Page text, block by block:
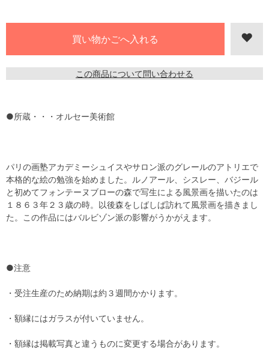
この商品について問い合わせる
●所蔵・・・オルセー美術館
パリの画塾アカデミーシュイスやサロン派のグレールのアトリエで
本格的な絵の勉強を始めました。ルノアール、シスレー、バジール
と初めてフォンテーヌブローの森で写生による風景画を描いたのは
１８６３年２３歳の時。以後森をしばしば訪れて風景画を描きまし
た。この作品にはバルビゾン派の影響がうかがえます。
●注意
・受注生産のため納期は約３週間かかります。
・額縁にはガラスが付いていません。
・額縁は掲載写真と違うものに変更する場合があります。